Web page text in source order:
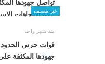
غير مصنف
منذ شهر واحد
قوات حرس الحدود
جهودها المكثفة